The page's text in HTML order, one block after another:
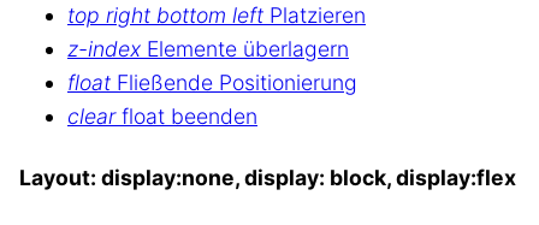
top right bottom left Platzieren
z-index Elemente überlagern
float Fließende Positionierung
clearfloat beenden
Layout: display:none, display: block, display:flex